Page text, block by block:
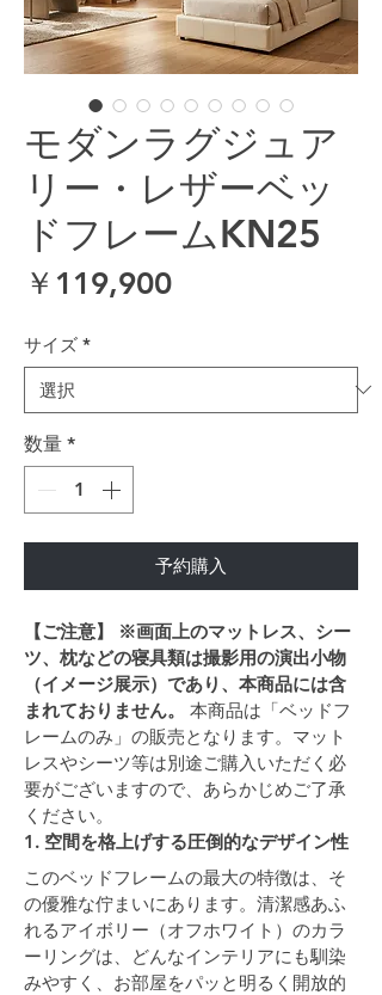
モダンラグジュア
リー・レザーベッ
ドフレームKN25
￥119,900価格
サイズ *
数量 *
予約購入
【ご注意】
※画面上のマットレス、シー
ツ、枕などの寝具類は撮影用の演出小物
（イメージ展示）であり、本商品には含
まれておりません。
本商品は「ベッドフ
レームのみ」の販売となります。マット
レスやシーツ等は別途ご購入いただく必
要がございますので、あらかじめご了承
ください。
1. 空間を格上げする圧倒的なデザイン性
このベッドフレームの最大の特徴は、そ
の優雅な佇まいにあります。清潔感あふ
れるアイボリー（オフホワイト）のカラ
ーリングは、どんなインテリアにも馴染
みやすく、お部屋をパッと明るく開放的